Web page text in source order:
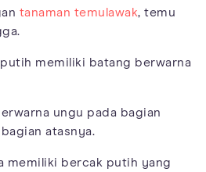
tanaman temulawak, temu
memiliki batang berwarna
ungu pada bagian
atasnya.
memiliki bercak putih yang